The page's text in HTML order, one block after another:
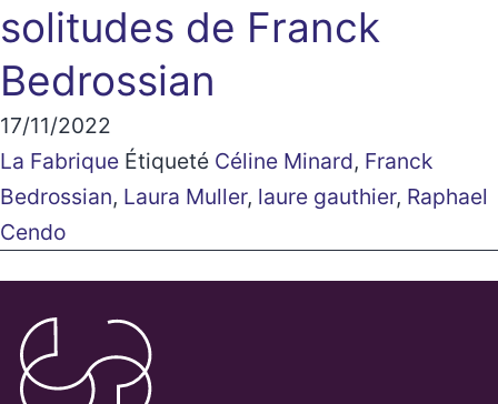
solitudes de Franck
Bedrossian
17/11/2022
La Fabrique Étiqueté Céline Minard, Franck
Bedrossian, Laura Muller, laure gauthier, Raphael
Cendo